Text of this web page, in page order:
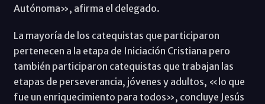
Autónoma», afirma el delegado.
La mayoría de los catequistas que participaron
pertenecen a la etapa de Iniciación Cristiana pero
también participaron catequistas que trabajan las
etapas de perseverancia, jóvenes y adultos, «lo que
fue un enriquecimiento para todos», concluye Jesús